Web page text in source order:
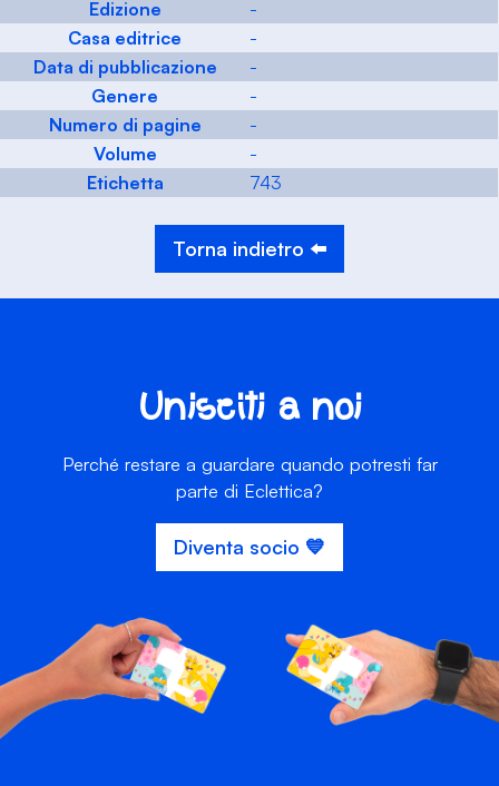
Edizione
-
Casa editrice
-
Data di pubblicazione
-
Genere
-
Numero di pagine
-
Volume
-
Etichetta
743
Torna indietro ⬅️
Unisciti a noi
Perché restare a guardare quando potresti far
parte di Eclettica?
Diventa socio 💙